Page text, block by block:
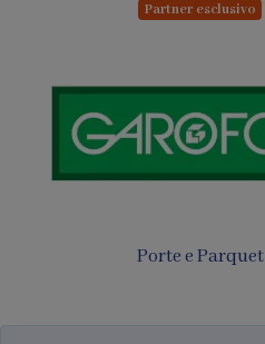
PARTNER PRO
Finestre per tetti